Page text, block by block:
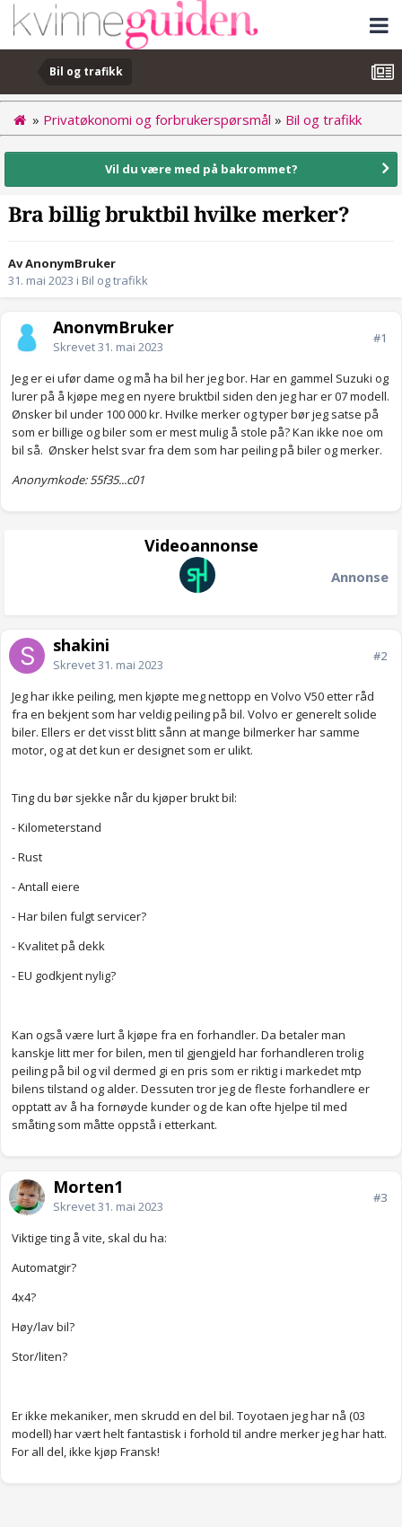
Bil og trafikk
» Privatøkonomi og forbrukerspørsmål » Bil og trafikk
Vil du være med på bakrommet?
Bra billig bruktbil hvilke merker?
Av AnonymBruker
31. mai 2023 i Bil og trafikk
AnonymBruker
Skrevet31. mai 2023
#1
Jeg er ei ufør dame og må ha bil her jeg bor. Har en gammel Suzuki og
lurer på å kjøpe meg en nyere bruktbil siden den jeg har er 07 modell.
Ønsker bil under 100 000 kr. Hvilke merker og typer bør jeg satse på
som er billige og biler som er mest mulig å stole på? Kan ikke noe om
bil så. Ønsker helst svar fra dem som har peiling på biler og merker.
Anonymkode: 55f35...c01
Videoannonse
Annonse
shakini
Skrevet31. mai 2023
#2
Jeg har ikke peiling, men kjøpte meg nettopp en Volvo V50 etter råd
fra en bekjent som har veldig peiling på bil. Volvo er generelt solide
biler. Ellers er det visst blitt sånn at mange bilmerker har samme
motor, og at det kun er designet som er ulikt.
Ting du bør sjekke når du kjøper brukt bil:
- Kilometerstand
- Rust
- Antall eiere
- Har bilen fulgt servicer?
- Kvalitet på dekk
- EU godkjent nylig?
Kan også være lurt å kjøpe fra en forhandler. Da betaler man
kanskje litt mer for bilen, men til gjengjeld har forhandleren trolig
peiling på bil og vil dermed gi en pris som er riktig i markedet mtp
bilens tilstand og alder. Dessuten tror jeg de fleste forhandlere er
opptatt av å ha fornøyde kunder og de kan ofte hjelpe til med
småting som måtte oppstå i etterkant.
Morten1
Skrevet31. mai 2023
#3
Viktige ting å vite, skal du ha:
Automatgir?
4x4?
Høy/lav bil?
Stor/liten?
Er ikke mekaniker, men skrudd en del bil. Toyotaen jeg har nå (03
modell) har vært helt fantastisk i forhold til andre merker jeg har hatt.
For all del, ikke kjøp Fransk!